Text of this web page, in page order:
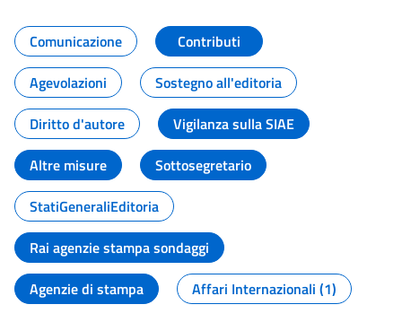
Tutti i contenuti della pagina
Comunicazione
Contributi
Agevolazioni
Sostegno all'editoria
Diritto d'autore
Vigilanza sulla SIAE
Altre misure
Sottosegretario
StatiGeneraliEditoria
Rai agenzie stampa sondaggi
Agenzie di stampa
Affari Internazionali (1)